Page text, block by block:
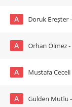
A Doruk Ereşter
A Orhan Ölmez
A Mustafa Ceceli
A Gülden Mutlu -